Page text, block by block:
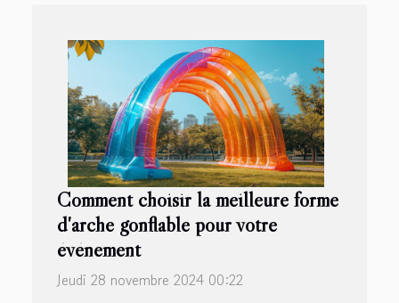
Comment choisir la meilleure forme
d'arche gonflable pour votre
événement
Jeudi 28 novembre 2024 00:22